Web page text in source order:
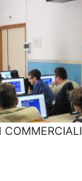
COMMERCIALI